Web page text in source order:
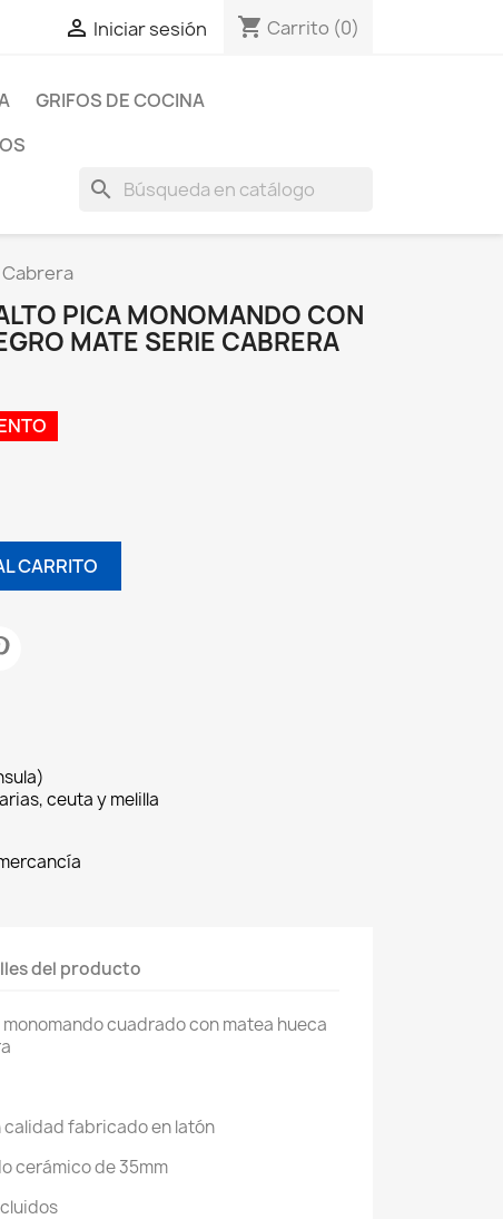
 Iniciar sesión shopping_cart Carrito (0)
GRIFOS DE COCINA
search
PICA MONOMANDO CON
MATE SERIE CABRERA
CARRITO
ceuta y melilla
del producto
cuadrado con matea hueca
fabricado en latón
cerámico de 35mm